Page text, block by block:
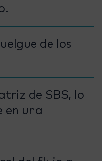
de los
de SBS, lo
en una